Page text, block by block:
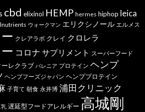
cbd elixinol HEMP hermes hiphop leica
ウォークマン エリクシノール エルメス
クレアラボ クレイ クロレラ
コロナ サプリメント スーパーフード
レクラブ バレニア プロテイン ヘンプ
ヘンプフーズジャパン ヘンププロテイン
子育て 朝食 永井博 浦田クリニック
乳 遅延型フードアレルギー 高城剛